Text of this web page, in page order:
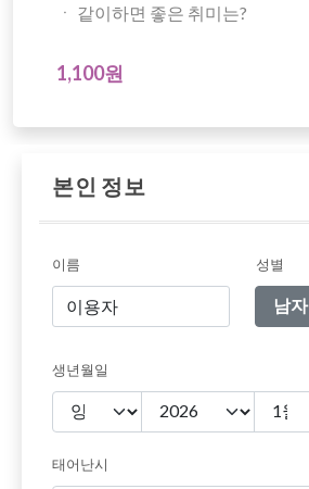
ㆍ 같이하면 좋은 취미는?
1,100원
본인 정보
이름 성별
남자
생년월일
태어난시